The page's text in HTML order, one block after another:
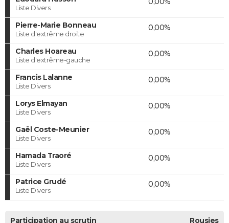
Liste Divers
Pierre-Marie Bonneau
Liste d'extrême droite
0,00%
Charles Hoareau
Liste d'extrême-gauche
0,00%
Francis Lalanne
Liste Divers
0,00%
Lorys Elmayan
Liste Divers
0,00%
Gaël Coste-Meunier
Liste Divers
0,00%
Hamada Traoré
Liste Divers
0,00%
Patrice Grudé
Liste Divers
0,00%
Participation au scrutin Rousies